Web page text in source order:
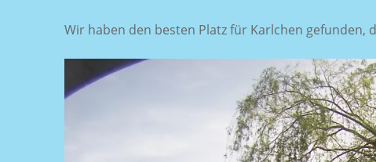
Wir haben den besten Platz für Karlchen gefunden,